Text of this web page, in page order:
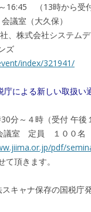
16:45 （13時から受
議室（大久保）
、株式会社システムデ
ズ
index/321941/
による新しい取扱い
分～４時（受付 午後
議室 定員 １００名
pdf/
頂きます。
キャナ保存の国税庁